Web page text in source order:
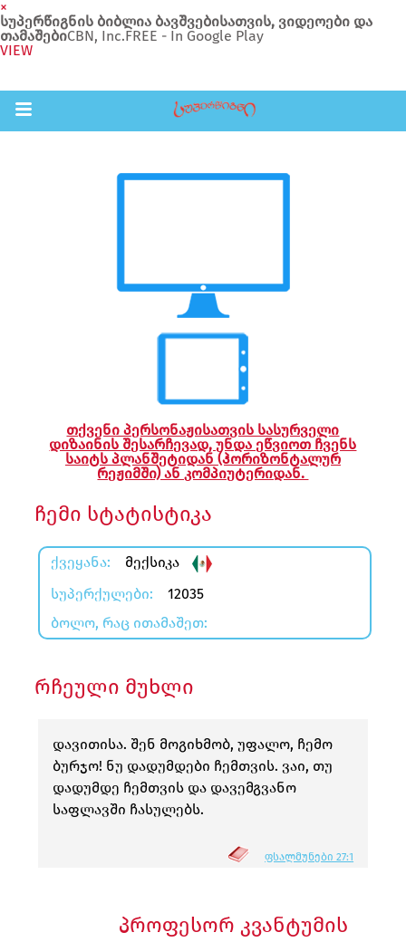
×
სუპერწიგნის ბიბლია ბავშვებისათვის, ვიდეოები და
თამაშებიCBN, Inc.FREE - In Google Play
VIEW
Return to Content
თქვენი პერსონაჟისათვის სასურველი
დიზაინის შესარჩევად, უნდა ეწვიოთ ჩვენს
საიტს პლანშეტიდან (ჰორიზონტალურ
რეჟიმში) ან კომპიუტერიდან.
ჩემი სტატისტიკა
ᲥᲕᲔᲧᲐᲜᲐ:
მექსიკა
ᲡᲣᲞᲔᲠᲥᲣᲚᲔᲑᲘ:
12035
ᲑᲝᲚᲝ, ᲠᲐᲪ ᲘᲗᲐᲛᲐᲨᲔᲗ:
რჩეული მუხლი
დავითისა. შენ მოგიხმობ, უფალო, ჩემო
ბურჯო! ნუ დადუმდები ჩემთვის. ვაი, თუ
დადუმდე ჩემთვის და დავემგვანო
საფლავში ჩასულებს.
ᲤᲡᲐᲚᲛᲣᲜᲔᲑᲘ 27:1
პროფესორ კვანტუმის